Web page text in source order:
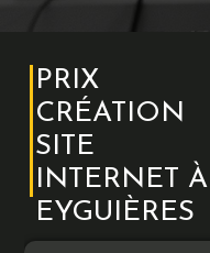
PRIX
CRÉATION
SITE
INTERNET À
EYGUIÈRES